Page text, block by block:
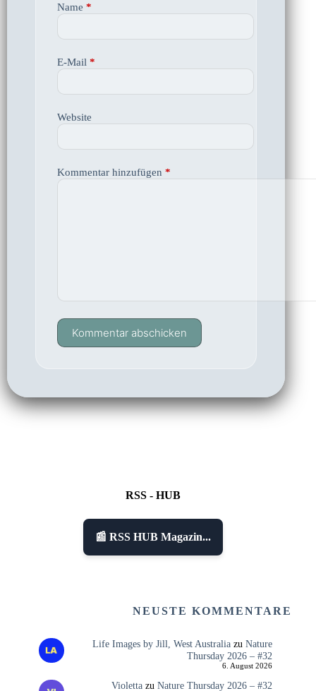
Name *
E-Mail *
Website
Kommentar hinzufügen *
Kommentar abschicken
RSS - HUB
📰 RSS HUB Magazin...
NEUSTE KOMMENTARE
Life Images by Jill, West Australiazu Nature
Thursday 2026 – #32
6. August 2026
Violettazu Nature Thursday 2026 – #32